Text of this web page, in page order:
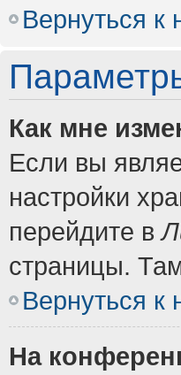
Вернуться к
Как мне
Если вы
настройки
перейдите в
страницы.
Вернуться к
На